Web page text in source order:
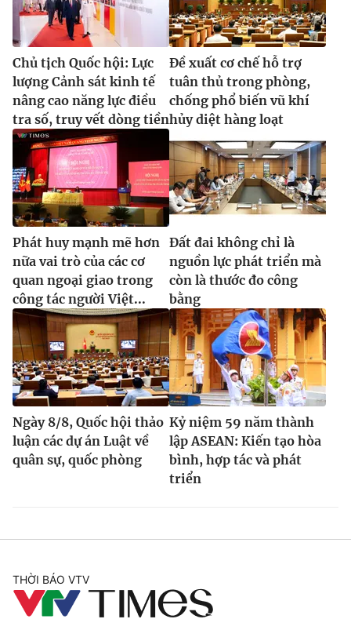
Chủ tịch Quốc hội: Lực
lượng Cảnh sát kinh tế
nâng cao năng lực điều
tra số, truy vết dòng tiền
Đề xuất cơ chế hỗ trợ
tuân thủ trong phòng,
chống phổ biến vũ khí
hủy diệt hàng loạt
Phát huy mạnh mẽ hơn
nữa vai trò của các cơ
quan ngoại giao trong
công tác người Việt...
Đất đai không chỉ là
nguồn lực phát triển mà
còn là thước đo công
bằng
Ngày 8/8, Quốc hội thảo
luận các dự án Luật về
quân sự, quốc phòng
Kỷ niệm 59 năm thành
lập ASEAN: Kiến tạo hòa
bình, hợp tác và phát
triển
THỜI BÁO VTV